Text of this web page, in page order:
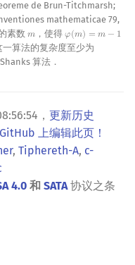
de Brun-Titchmarsh;
mathematicae 79,
素数 𝑚
m ，使得𝜑(𝑚) = 𝑚 − 1
φ(m)= m −1
一算法的复杂度至少为
算法．
， 更新历史
上编辑此页！
, Tiphereth-A, c-
4.0 和 SATA协议之条